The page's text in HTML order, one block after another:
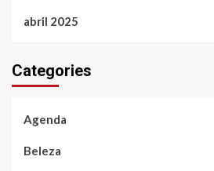
abril 2025
Categories
Agenda
Beleza